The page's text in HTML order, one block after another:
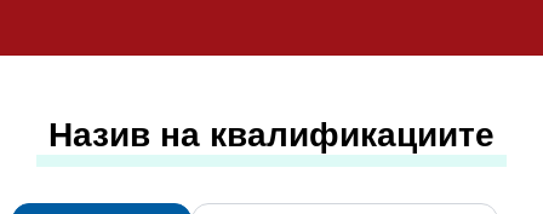
Назив на квалификациите